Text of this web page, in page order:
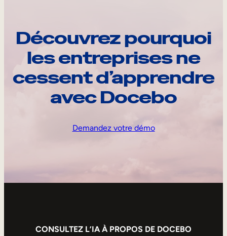
Découvrez pourquoi
les entreprises ne
cessent d’apprendre
avec Docebo
Demandez votre démo
CONSULTEZ L’IA À PROPOS DE DOCEBO